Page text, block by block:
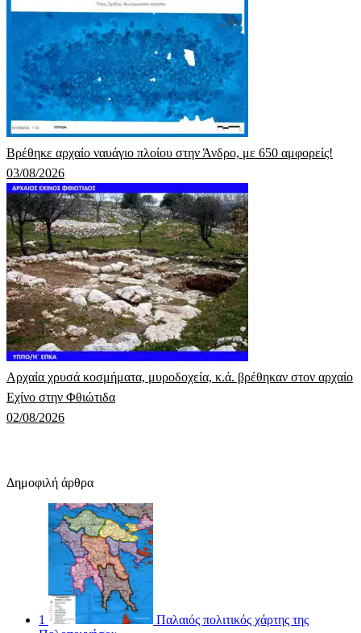
Βρέθηκε αρχαίο ναυάγιο πλοίου στην Άνδρο, με 650 αμφορείς!
03/08/2026
Αρχαία χρυσά κοσμήματα, μυροδοχεία, κ.ά. βρέθηκαν στον αρχαίο
Εχίνο στην Φθιώτιδα
02/08/2026
Δημοφιλή άρθρα
1
Παλαιός πολιτικός χάρτης της